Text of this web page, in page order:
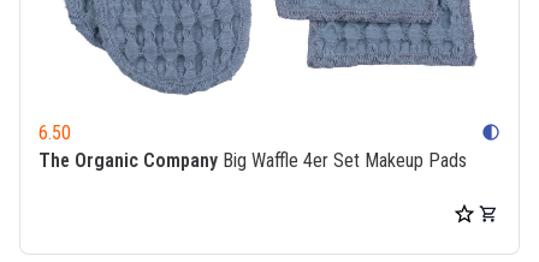
6.50 contrast
The Organic Company Big Waffle 4er Set Makeup Pads